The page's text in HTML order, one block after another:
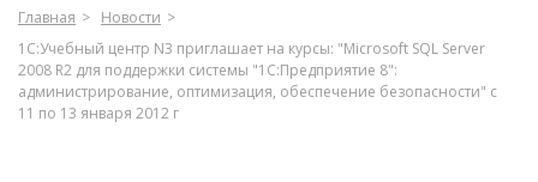
Главная
Новости
1С:Учебный центр N3 приглашает на курсы: "Microsoft SQL Server
2008 R2 для поддержки системы "1С:Предприятие 8":
администрирование, оптимизация, обеспечение безопасности" с
11 по 13 января 2012 г